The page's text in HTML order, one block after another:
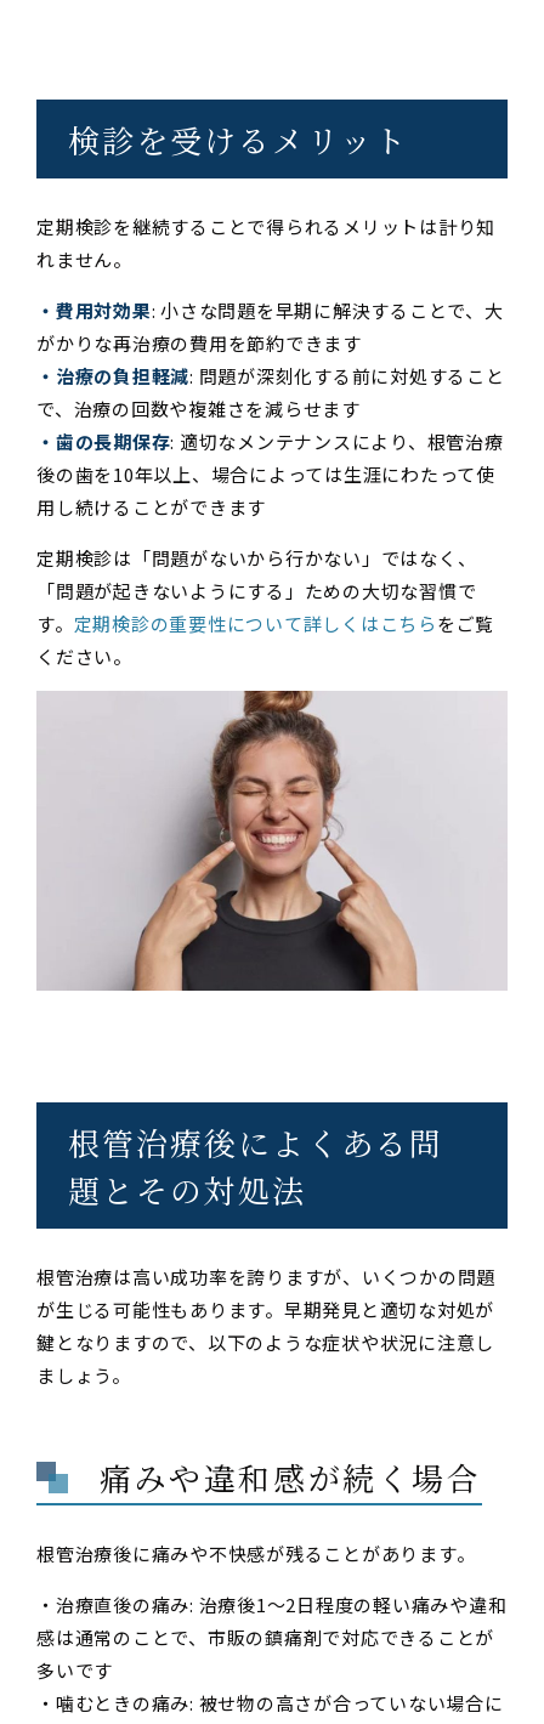
検診を受けるメリット
定期検診を継続することで得られるメリットは計り知
れません。
・費用対効果: 小さな問題を早期に解決することで、大
がかりな再治療の費用を節約できます
・治療の負担軽減: 問題が深刻化する前に対処すること
で、治療の回数や複雑さを減らせます
・歯の長期保存: 適切なメンテナンスにより、根管治療
後の歯を10年以上、場合によっては生涯にわたって使
用し続けることができます
定期検診は「問題がないから行かない」ではなく、
「問題が起きないようにする」ための大切な習慣で
す。 定期検診の重要性について詳しくはこちらをご覧
ください。
根管治療後によくある問
題とその対処法
根管治療は高い成功率を誇りますが、いくつかの問題
が生じる可能性もあります。早期発見と適切な対処が
鍵となりますので、以下のような症状や状況に注意し
ましょう。
痛みや違和感が続く場合
根管治療後に痛みや不快感が残ることがあります。
・治療直後の痛み: 治療後1〜2日程度の軽い痛みや違和
感は通常のことで、市販の鎮痛剤で対応できることが
多いです
・噛むときの痛み: 被せ物の高さが合っていない場合に